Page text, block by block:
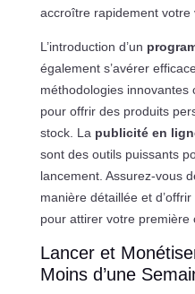
accroître rapidement votre
L’introduction d’un
également s’avérer
méthodologies innovantes
pour offrir des produits
stock. La publicité en
sont des outils puissants
lancement. Assurez-vous
manière détaillée et d’offrir
pour attirer votre première
Lancer et
Moins d’une